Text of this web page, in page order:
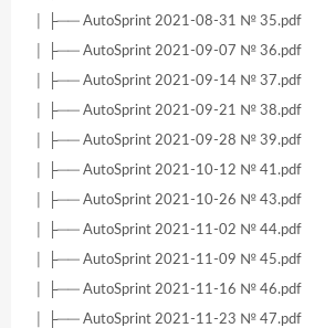
│ ├── AutoSprint 2021-08-31 № 35.pdf
│ ├── AutoSprint 2021-09-07 № 36.pdf
│ ├── AutoSprint 2021-09-14 № 37.pdf
│ ├── AutoSprint 2021-09-21 № 38.pdf
│ ├── AutoSprint 2021-09-28 № 39.pdf
│ ├── AutoSprint 2021-10-12 № 41.pdf
│ ├── AutoSprint 2021-10-26 № 43.pdf
│ ├── AutoSprint 2021-11-02 № 44.pdf
│ ├── AutoSprint 2021-11-09 № 45.pdf
│ ├── AutoSprint 2021-11-16 № 46.pdf
│ ├── AutoSprint 2021-11-23 № 47.pdf